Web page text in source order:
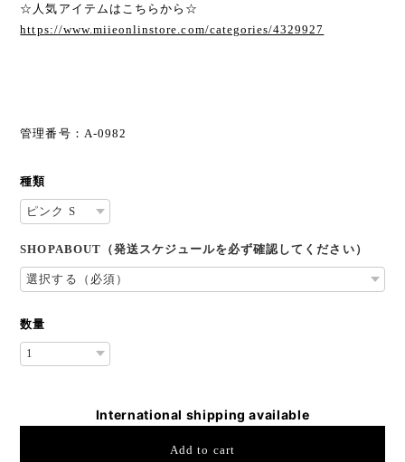
☆人気アイテムはこちらから☆
https://www.miieonlinstore.com/categories/4329927
管理番号：A-0982
種類
SHOPABOUT（発送スケジュールを必ず確認してください）
数量
International shipping available
Add to cart